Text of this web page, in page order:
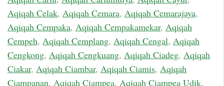
Aqiqah Celak, Aqiqah Cemara, Aqiqah Cemarajaya,
Aqiqah Cempaka, Aqiqah Cempakamekar, Aqiqah
Cempeh, Aqiqah Cemplang, Aqiqah Cengal, Aqiqah
Cengkong, Aqiqah Cengkuang, Aqiqah Ciadeg, Aqiqah
Ciakar, Aqiqah Ciambar, Aqiqah Ciamis, Aqiqah
Ciampanan, Aqiqah Ciampea, Aqiqah Ciampea Udik,